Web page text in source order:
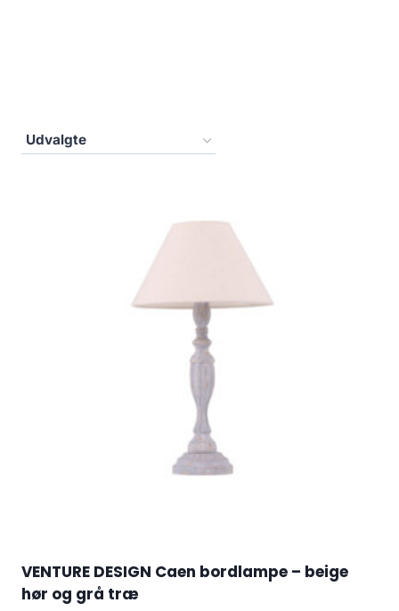
VENTURE DESIGN Caen bordlampe – beige
hør og grå træ